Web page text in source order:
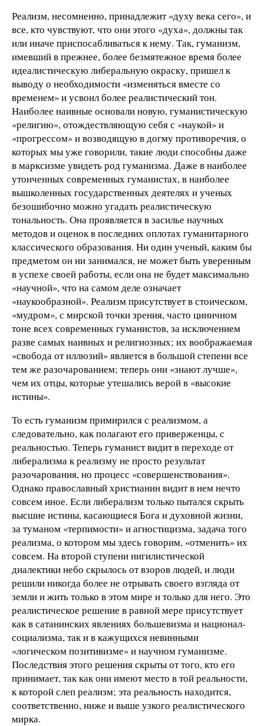
Реализм, несомненно, принадлежит «духу века сего», и
все, кто чувствуют, что они этого «духа», должны так
или иначе приспосабливаться к нему. Так, гуманизм,
имевший в прежнее, более безмятежное время более
идеалистическую либеральную окраску, пришел к
выводу о необходимости «изменяться вместе со
временем» и усвоил более реалистический тон.
Наиболее наивные основали новую, гуманистическую
«религию», отождествляющую себя с «наукой» и
«прогрессом» и возводящую в догму противоречия, о
которых мы уже говорили, такие люди способны даже
в марксизме увидеть род гуманизма. Даже в наиболее
утонченных современных гуманистах, в наиболее
вышколенных государственных деятелях и ученых
безошибочно можно угадать реалистическую
тональность. Она проявляется в засилье научных
методов и оценок в последних оплотах гуманитарного
классического образования. Ни один ученый, каким бы
предметом он ни занимался, не может быть уверенным
в успехе своей работы, если она не будет максимально
«научной», что на самом деле означает
«наукообразной». Реализм присутствует в стоическом,
«мудром», с мирской точки зрения, часто циничном
тоне всех современных гуманистов, за исключением
разве самых наивных и религиозных; их воображаемая
«свобода от иллюзий» является в большой степени все
тем же разочарованием; теперь они «знают лучше»,
чем их отцы, которые утешались верой в «высокие
истины».
То есть гуманизм примирился с реализмом, а
следовательно, как полагают его приверженцы, с
реальностью. Теперь гуманист видит в переходе от
либерализма к реализму не просто результат
разочарования, но процесс «совершенствования».
Однако православный христианин видит в нем нечто
совсем иное. Если либерализм только пытался скрыть
высшие истины, касающиеся Бога и духовной жизни,
за туманом «терпимости» и агностицизма, задача того
реализма, о котором мы здесь говорим, «отменить» их
совсем. На второй ступени нигилистической
диалектики небо скрылось от взоров людей, и люди
решили никогда более не отрывать своего взгляда от
земли и жить только в этом мире и только для него. Это
реалистическое решение в равной мере присутствует
как в сатанинских явлениях большевизма и национал-
социализма, так и в кажущихся невинными
«логическом позитивизме» и научном гуманизме.
Последствия этого решения скрыты от того, кто его
принимает, так как они имеют место в той реальности,
к которой слеп реализм; эта реальность находится,
соответственно, ниже и выше узкого реалистического
мирка.